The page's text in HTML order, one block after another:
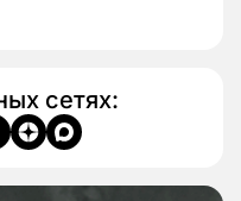
сетях: